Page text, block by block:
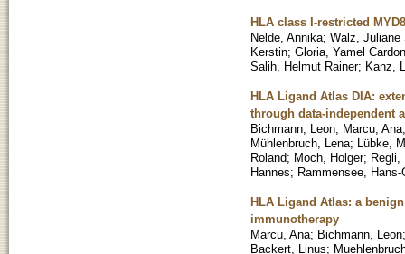
HLA class I-restricted
Nelde, Annika; Walz, Juliane
Kerstin; Gloria, Yamel
Salih, Helmut Rainer; Kanz,
HLA Ligand Atlas DIA:
through data-independent
Bichmann, Leon; Marcu, Ana
Mühlenbruch, Lena; Lübke,
Roland; Moch, Holger; Regli,
Hannes; Rammensee, Hans-
HLA Ligand Atlas: a
immunotherapy
Marcu, Ana; Bichmann, Leon
Backert, Linus;